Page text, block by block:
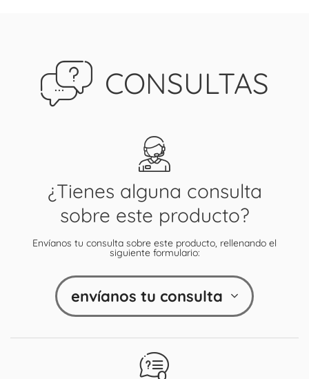
CONSULTAS
¿Tienes alguna consulta
sobre este producto?
Envíanos tu consulta sobre este producto, rellenando el
siguiente formulario:
envíanos tu consulta